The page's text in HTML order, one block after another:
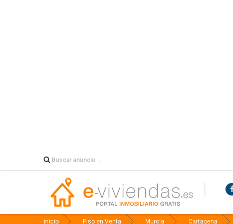
inicio Piso en Venta Murcia Cartagena